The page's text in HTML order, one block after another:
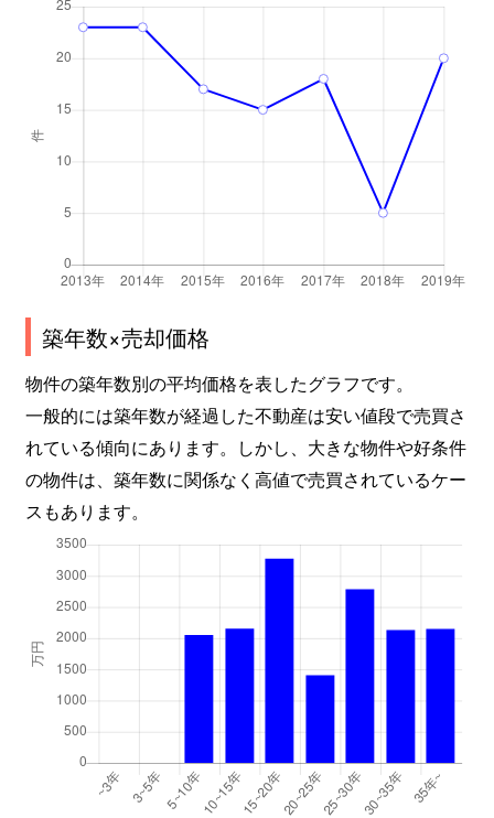
築年数×売却価格
物件の築年数別の平均価格を表したグラフです。
一般的には築年数が経過した不動産は安い値段で売買さ
れている傾向にあります。しかし、大きな物件や好条件
の物件は、築年数に関係なく高値で売買されているケー
スもあります。